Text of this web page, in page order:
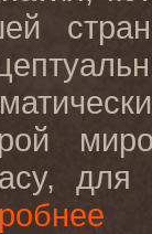
для